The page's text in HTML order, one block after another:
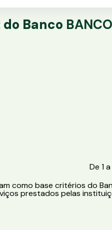
Banco
De 1
como base critérios do
prestados pelas